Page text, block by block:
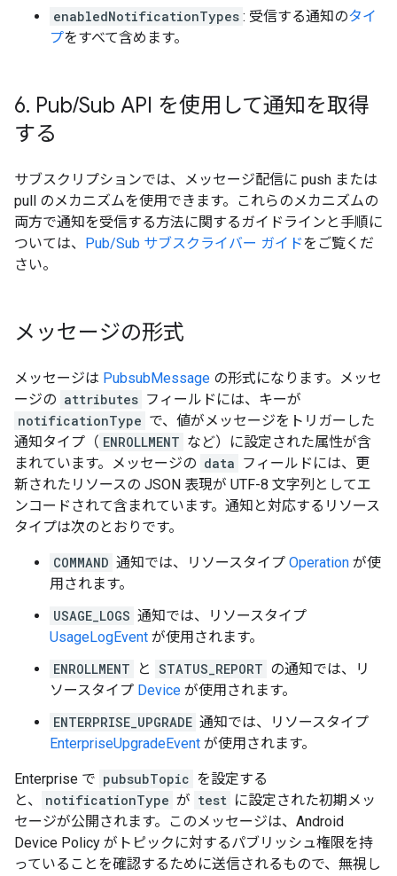
enabledNotificationTypes : 受信する通知のタイ
プをすべて含めます。
6. Pub/Sub API を使用して通知を取得
する
サブスクリプションでは、メッセージ配信に push または
pull のメカニズムを使用できます。これらのメカニズムの
両方で通知を受信する方法に関するガイドラインと手順に
ついては、 Pub/Sub サブスクライバー ガイドをご覧くだ
さい。
メッセージの形式
メッセージは PubsubMessage の形式になります。メッセ
ージの attributes フィールドには、キーが
notificationType で、値がメッセージをトリガーした
通知タイプ（ ENROLLMENT など）に設定された属性が含
まれています。メッセージの data フィールドには、更
新されたリソースの JSON 表現が UTF-8 文字列としてエ
ンコードされて含まれています。通知と対応するリソース
タイプは次のとおりです。
COMMAND 通知では、リソースタイプ Operation が使
用されます。
USAGE_LOGS 通知では、リソースタイプ
UsageLogEvent が使用されます。
ENROLLMENT
と STATUS_REPORT の通知では、リ
ソースタイプ Device が使用されます。
ENTERPRISE_UPGRADE 通知では、リソースタイプ
EnterpriseUpgradeEvent が使用されます。
Enterprise で pubsubTopic を設定する
と、
notificationType が test に設定された初期メッ
セージが公開されます。このメッセージは、Android
Device Policy がトピックに対するパブリッシュ権限を持
っていることを確認するために送信されるもので、無視し